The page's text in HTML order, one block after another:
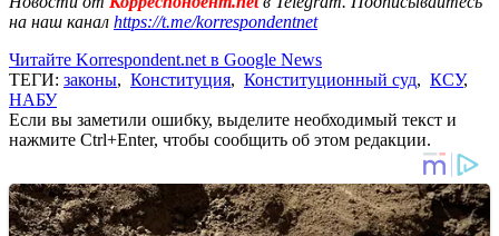
на наш канал https://t.me/korrespondentnet
Читайте Korrespondent.net в Google News
ТЕГИ: законы, Конституция, Конституционный суд, КСУ,
НАБУ
Если вы заметили ошибку, выделите необходимый текст и
нажмите Ctrl+Enter, чтобы сообщить об этом редакции.